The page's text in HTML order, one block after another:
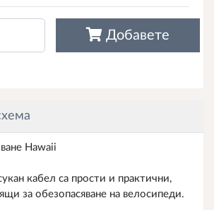
Добавете
Hawaii
кабел са прости и практични,
за обезопасяване на велосипеди.